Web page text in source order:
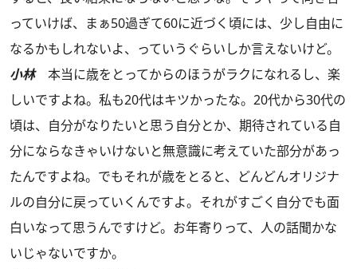
っていけば、まぁ50過ぎて60に近づく頃には、少し自由に
なるかもしれないよ、っていうぐらいしか言えないけど。
小林本当に歳をとってからのほうがラクになれるし、楽
しいですよね。私も20代はキツかったな。20代から30代の
頃は、自分がなりたいと思う自分とか、期待されている自
分にならなきゃいけないと無意識に考えていた部分があっ
たんですよね。でもそれが歳をとると、どんどんオリジナ
ルの自分に戻っていくんですよ。それがすごく自分でも面
白いなって思うんですけど。お年寄りって、人の話聞かな
いじゃないですか。